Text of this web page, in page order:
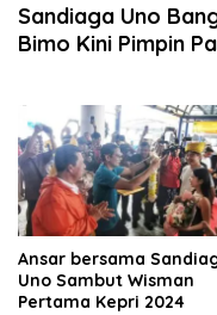
Sandiaga Uno
Bimo Kini Pimpin
Ansar bersama
Uno Sambut Wisman
Pertama Kepri 2024